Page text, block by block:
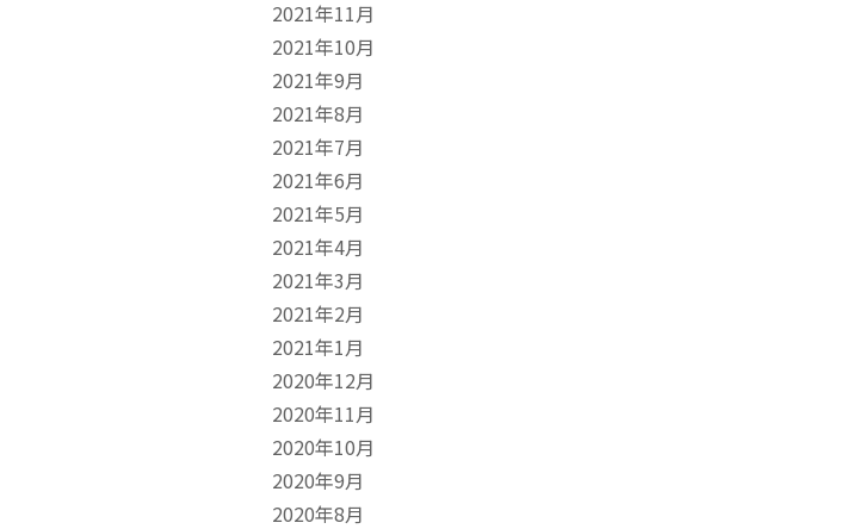
2021年11月
2021年10月
2021年9月
2021年8月
2021年7月
2021年6月
2021年5月
2021年4月
2021年3月
2021年2月
2021年1月
2020年12月
2020年11月
2020年10月
2020年9月
2020年8月